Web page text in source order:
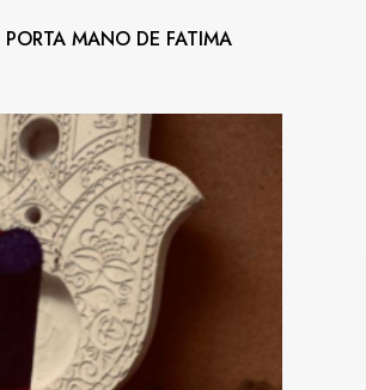
PORTA MANO DE FATIMA